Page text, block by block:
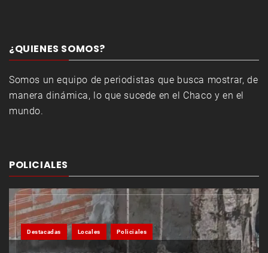
¿QUIENES SOMOS?
Somos un equipo de periodistas que busca mostrar, de
manera dinámica, lo que sucede en el Chaco y en el
mundo.
POLICIALES
Destacadas Locales Policiales